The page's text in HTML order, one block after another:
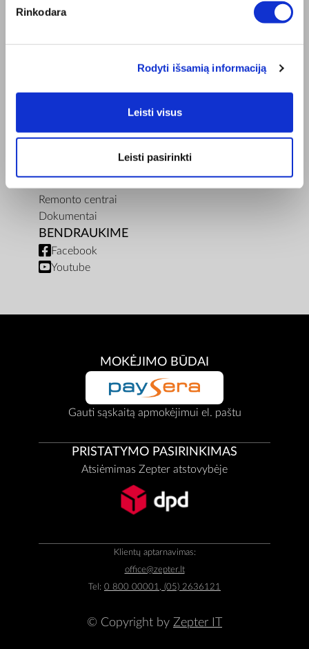
Rinkodara
Rodyti išsamią informaciją
Leisti visus
Leisti pasirinkti
Misija
Elektroninės parduotuvės Taisyklės
"ZepterClub" Nuostatos ir Sąlygos
Pristatymo sąlygos ir mokėjimo būdas
Remonto centrai
Dokumentai
BENDRAUKIME
Facebook
Youtube
MOKĖJIMO BŪDAI
Gauti sąskaitą apmokėjimui el. paštu
PRISTATYMO PASIRINKIMAS
Atsiėmimas Zepter atstovybėje
Klientų aptarnavimas:
office@zepter.lt
Tel: 0 800 00001, (05) 2636121
© Copyright by Zepter IT